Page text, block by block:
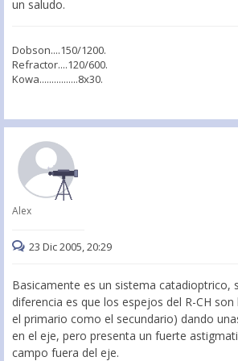
un saludo.
Dobson....150/1200.
Refractor....120/600.
Kowa................8x30.
Alex
23 Dic 2005, 20:29
Basicamente es un sistema catadioptrico,
diferencia es que los espejos del R-CH
el primario como el secundario) dando
en el eje, pero presenta un fuerte
campo fuera del eje.